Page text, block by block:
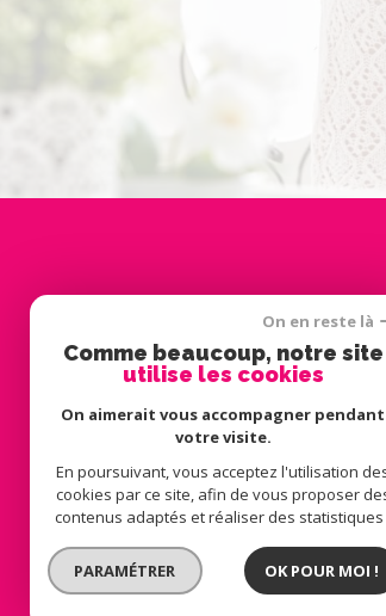
© 2026 |
On en reste là
Comme beaucoup, notre site
utilise les cookies
On aimerait vous accompagner pendant
votre visite.
En poursuivant, vous acceptez l'utilisation
cookies par ce site, afin de vous proposer
contenus adaptés et réaliser des statistiques
PARAMÉTRER OK POUR MOI !